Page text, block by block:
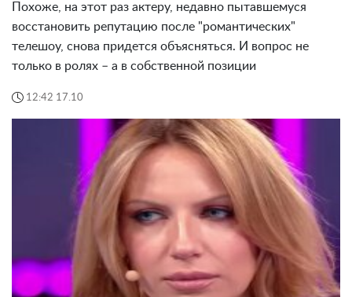
Похоже, на этот раз актеру, недавно пытавшемуся
восстановить репутацию после "романтических"
телешоу, снова придется объясняться. И вопрос не
только в ролях – а в собственной позиции
12:42 17.10